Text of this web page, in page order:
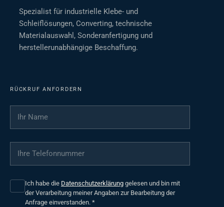
Spezialist für industrielle Klebe- und
Schleiflösungen, Converting, technische
Materialauswahl, Sonderanfertigung und
herstellerunabhängige Beschaffung.
RÜCKRUF ANFORDERN
Ihr Name
Ihre Telefonnummer
Ich habe die Datenschutzerklärung gelesen und bin mit
der Verarbeitung meiner Angaben zur Bearbeitung der
Anfrage einverstanden. *